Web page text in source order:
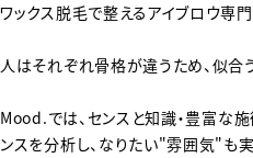
ワックス脱毛で整えるアイブロウ専門
人はそれぞれ骨格が違うため、似合
Mood.では、センスと知識・豊富な
ンスを分析し、なりたい"雰囲気"も